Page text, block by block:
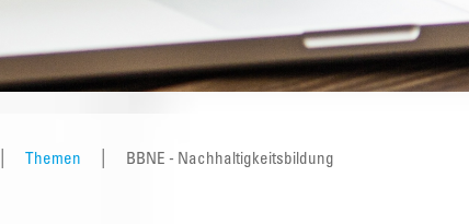
Themen BBNE - Nachhaltigkeitsbildung